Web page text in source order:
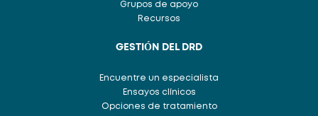
Grupos de apoyo
Recursos
GESTIÓN DEL DRD
Encuentre un especialista
Ensayos clínicos
Opciones de tratamiento